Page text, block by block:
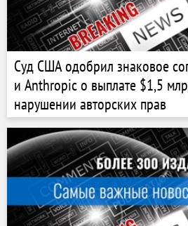
Суд США одобрил знаковое
и Anthropic о выплате $1,5
нарушении авторских прав